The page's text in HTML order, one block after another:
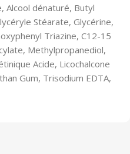
Alcool dénaturé, Butyl
Stéarate, Glycérine,
Triazine, C12-15
Methylpropanediol,
Acide, Licochalcone
Gum, Trisodium EDTA,